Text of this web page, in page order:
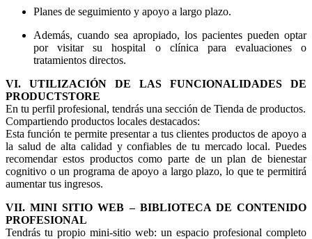
Planes de seguimiento y apoyo a largo plazo.
Además, cuando sea apropiado, los pacientes pueden optar
por visitar su hospital o clínica para evaluaciones o
tratamientos directos.
VI. UTILIZACIÓN DE LAS FUNCIONALIDADES DE
PRODUCTSTORE
En tu perfil profesional, tendrás una sección de Tienda de productos.
Compartiendo productos locales destacados:
Esta función te permite presentar a tus clientes productos de apoyo a
la salud de alta calidad y confiables de tu mercado local. Puedes
recomendar estos productos como parte de un plan de bienestar
cognitivo o un programa de apoyo a largo plazo, lo que te permitirá
aumentar tus ingresos.
VII. MINI SITIO WEB – BIBLIOTECA DE CONTENIDO
PROFESIONAL
Tendrás tu propio mini-sitio web: un espacio profesional completo